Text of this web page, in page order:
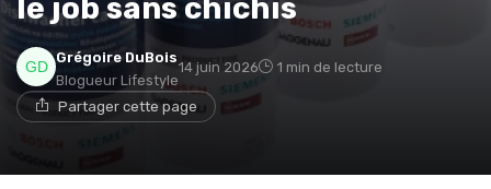
le job sans chichis
Grégoire DuBois
Blogueur Lifestyle
14 juin 2026 1 min de lecture
Partager cette page